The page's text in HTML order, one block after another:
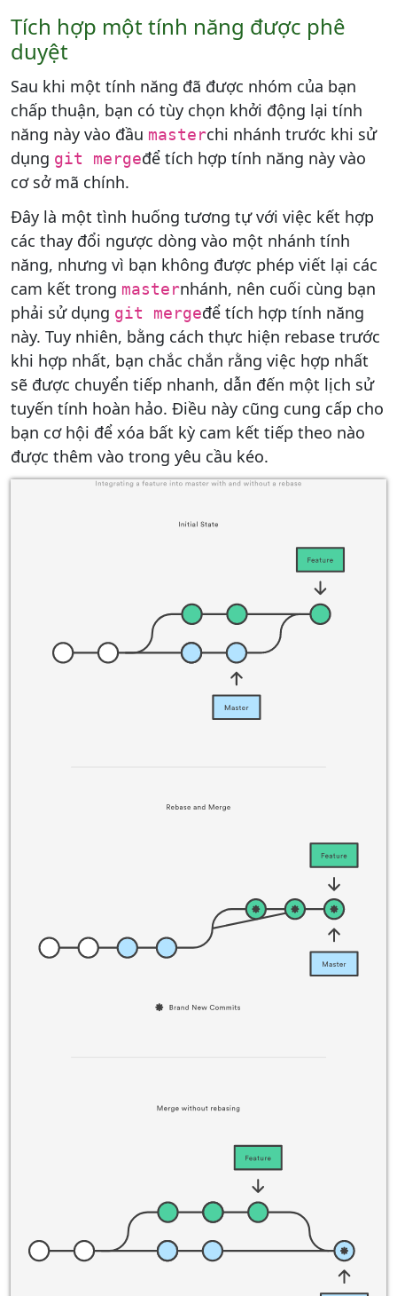
Tích hợp một tính năng được phê
duyệt
Sau khi một tính năng đã được nhóm của bạn
chấp thuận, bạn có tùy chọn khởi động lại tính
năng này vào đầu masterchi nhánh trước khi sử
dụng git mergeđể tích hợp tính năng này vào
cơ sở mã chính.
Đây là một tình huống tương tự với việc kết hợp
các thay đổi ngược dòng vào một nhánh tính
năng, nhưng vì bạn không được phép viết lại các
cam kết trong masternhánh, nên cuối cùng bạn
phải sử dụng git mergeđể tích hợp tính năng
này. Tuy nhiên, bằng cách thực hiện rebase trước
khi hợp nhất, bạn chắc chắn rằng việc hợp nhất
sẽ được chuyển tiếp nhanh, dẫn đến một lịch sử
tuyến tính hoàn hảo. Điều này cũng cung cấp cho
bạn cơ hội để xóa bất kỳ cam kết tiếp theo nào
được thêm vào trong yêu cầu kéo.